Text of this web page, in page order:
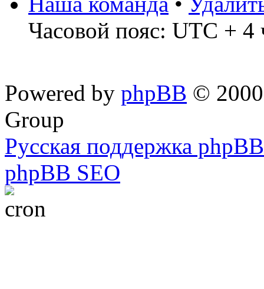
Часовой пояс: UTC + 4
Powered by phpBB ©
Group
Русская поддержка phpBB
phpBB SEO